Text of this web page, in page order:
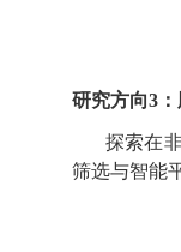
研究方向3
探索在
筛选与智能